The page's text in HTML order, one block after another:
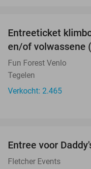
Entreeticket
en/of volwassene
Fun Forest Venlo
Tegelen
Verkocht: 2.465
TODAY
Entree voor
Fletcher Events